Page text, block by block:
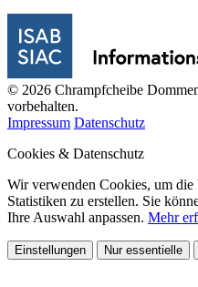
© 2026 Chrampfcheibe
vorbehalten.
Impressum Datenschutz
Cookies & Datenschutz
Wir verwenden Cookies, um die
Statistiken zu erstellen. Sie
Ihre Auswahl anpassen. Mehr
Einstellungen Nur essentielle